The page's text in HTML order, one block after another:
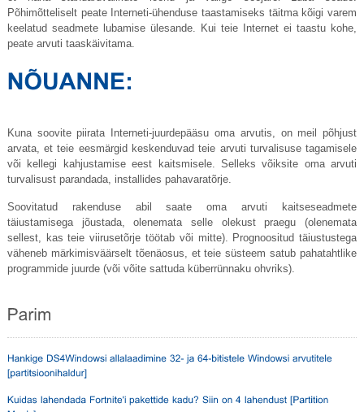
Põhimõtteliselt peate Interneti-ühenduse taastamiseks täitma kõigi varem
keelatud seadmete lubamise ülesande. Kui teie Internet ei taastu kohe,
peate arvuti taaskäivitama.
Kuna soovite piirata Interneti-juurdepääsu oma arvutis, on meil põhjust
arvata, et teie eesmärgid keskenduvad teie arvuti turvalisuse tagamisele
või kellegi kahjustamise eest kaitsmisele. Selleks võiksite oma arvuti
turvalisust parandada, installides pahavaratõrje.
Soovitatud rakenduse abil saate oma arvuti kaitseseadmete
täiustamisega jõustada, olenemata selle olekust praegu (olenemata
sellest, kas teie viirusetõrje töötab või mitte). Prognoositud täiustustega
väheneb märkimisväärselt tõenäosus, et teie süsteem satub pahatahtlike
programmide juurde (või võite sattuda küberrünnaku ohvriks).